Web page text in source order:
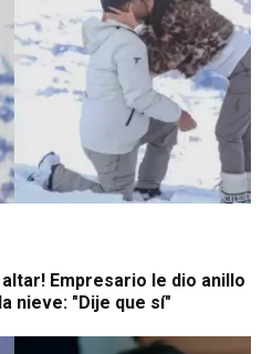
Empresario le dio anillo
nieve: "Dije que sí"